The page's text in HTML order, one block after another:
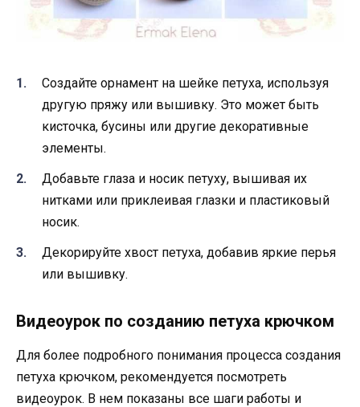
Создайте орнамент на шейке петуха, используя
другую пряжу или вышивку. Это может быть
кисточка, бусины или другие декоративные
элементы.
Добавьте глаза и носик петуху, вышивая их
нитками или приклеивая глазки и пластиковый
носик.
Декорируйте хвост петуха, добавив яркие перья
или вышивку.
Видеоурок по созданию петуха крючком
Для более подробного понимания процесса создания
петуха крючком, рекомендуется посмотреть
видеоурок. В нем показаны все шаги работы и